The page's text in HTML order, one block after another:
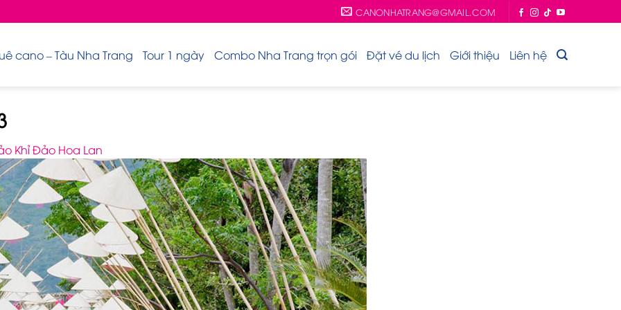
CANONHATRANG@GMAIL.COM
cano – Tàu Nha Trang Tour 1 ngày Combo Nha Trang trọn gói Đặt vé du lịch Giới thiệu Liên hệ
Khỉ Đảo Hoa Lan